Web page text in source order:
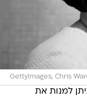
GettyImages, Chris
למנות את